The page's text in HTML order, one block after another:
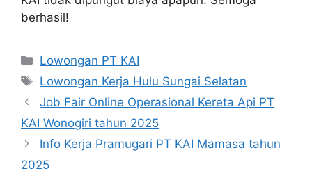
berhasil!
Categories
Lowongan PT KAI
Tags
Lowongan Kerja Hulu Sungai Selatan
Job Fair Online Operasional Kereta Api PT
KAI Wonogiri tahun 2025
Info Kerja Pramugari PT KAI Mamasa tahun
2025